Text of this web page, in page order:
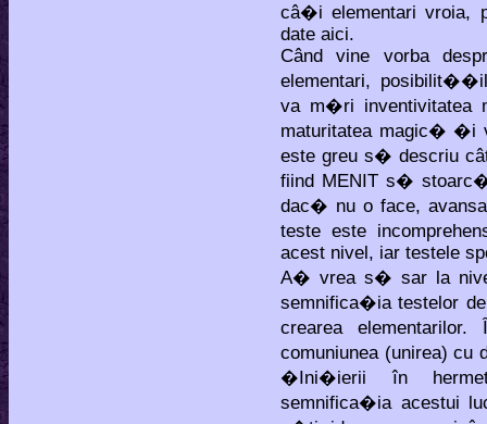
câ�i elementari vroia,
date aici.
Când vine vorba
elementari,
va m�ri
maturitatea magic� �i
este greu s� descriu
fiind MENIT s�
dac� nu o face,
teste este
acest nivel, iar testele
A� vrea s� sar la
semnifica�ia testelor
crearea
comuniunea (unirea) cu
�Ini�ierii în
semnifica�ia acestui